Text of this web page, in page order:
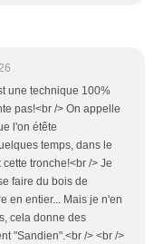
une technique 100%
pas!<br /> On appelle
l'on étête
temps, dans le
tronche!<br /> Je
faire du bois de
en entier... Mais je n'en
cela donne des
"Sandien".<br /> <br />